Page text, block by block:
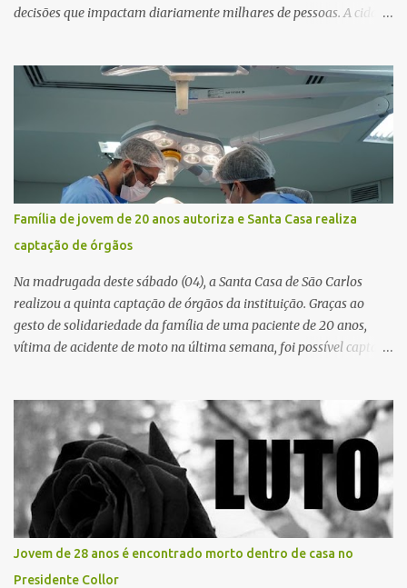
decisões que impactam diariamente milhares de pessoas. A cidade
município, mas também de diversas cidades do entorno,
ampliando significativamente a responsabilidade da gestão sobre
o Sistema Único de Saúde (SUS). Nos últimos anos, o Governo
Federal tem ampliado investimentos destinados ao fortalecimento
da atenção básica, da infraestrutura hospitalar e da
regionalização dos serviços de saúde. Entretanto, em um cenário
de demandas crescentes e recursos necessariamente limitados, a
principal missão da gestão pública não é apenas investir mais,
mas decidir melhor onde investir para produzir o maior benefício
possível à população. Essa reflexão encontra respaldo tanto na
teoria da admini...
Família de jovem de 20 anos autoriza e Santa Casa realiza
captação de órgãos
Na madrugada deste sábado (04), a Santa Casa de São Carlos
realizou a quinta captação de órgãos da instituição. Graças ao
gesto de solidariedade da família de uma paciente de 20 anos,
vítima de acidente de moto na última semana, foi possível captar o
Por se tratar de um órgão com curto tempo de preservação, a
equipe responsável pela captação do coração chegou a São Carlos
em uma aeronave da Força Aérea Brasileira (FAB), garantindo
agilidade no transporte e na realização do procedimento. Após a
retirada do órgão, a Guarda Civil Municipal (GCM), por meio da
Prefeitura de São Carlos, realizou o transporte do coração até o
aeroporto, de onde a aeronave da FAB seguiu com o órgão para
Jovem de 28 anos é encontrado morto dentro de casa no
Presidente Collor